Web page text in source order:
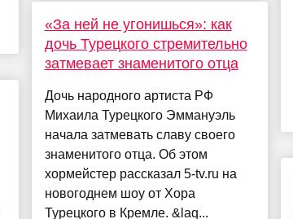
«За ней не угонишься»: как
дочь Турецкого стремительно
затмевает знаменитого отца
Дочь народного артиста РФ
Михаила Турецкого Эммануэль
начала затмевать славу своего
знаменитого отца. Об этом
хормейстер рассказал 5-tv.ru на
новогоднем шоу от Хора
Турецкого в Кремле. &laq...